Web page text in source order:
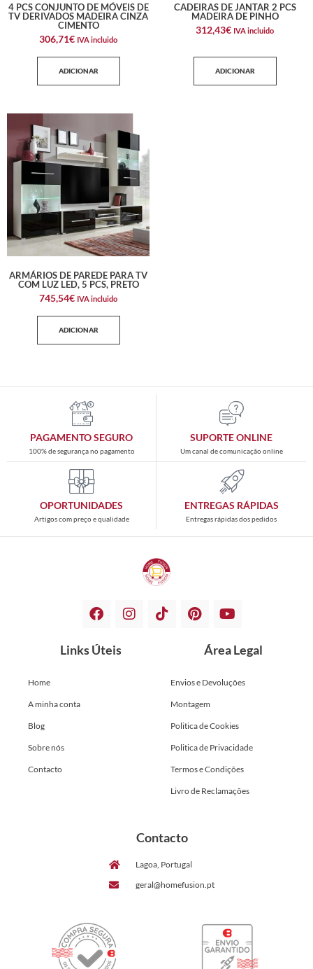
4 PCS CONJUNTO DE MÓVEIS DE
TV DERIVADOS MADEIRA CINZA
CIMENTO
306,71€ IVA incluido
ADICIONAR
CADEIRAS DE JANTAR 2 PCS
MADEIRA DE PINHO
312,43€ IVA incluido
ADICIONAR
ARMÁRIOS DE PAREDE PARA TV
COM LUZ LED, 5 PCS, PRETO
745,54€ IVA incluido
ADICIONAR
PAGAMENTO SEGURO
100% de segurança no pagamento
SUPORTE ONLINE
Um canal de comunicação online
OPORTUNIDADES
Artigos com preço e qualidade
ENTREGAS RÁPIDAS
Entregas rápidas dos pedidos
Links Úteis
Home
A minha conta
Blog
Sobre nós
Contacto
Área Legal
Envios e Devoluções
Montagem
Politica de Cookies
Politica de Privacidade
Termos e Condições
Livro de Reclamações
Contacto
Lagoa, Portugal
geral@homefusion.pt